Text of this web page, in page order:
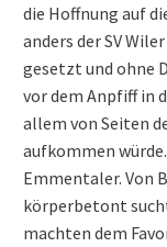
die Hoffnung auf
anders der SV
gesetzt und ohne
vor dem Anpfiff in
allem von Seiten
aufkommen
Emmentaler. Von
körperbetont
machten dem